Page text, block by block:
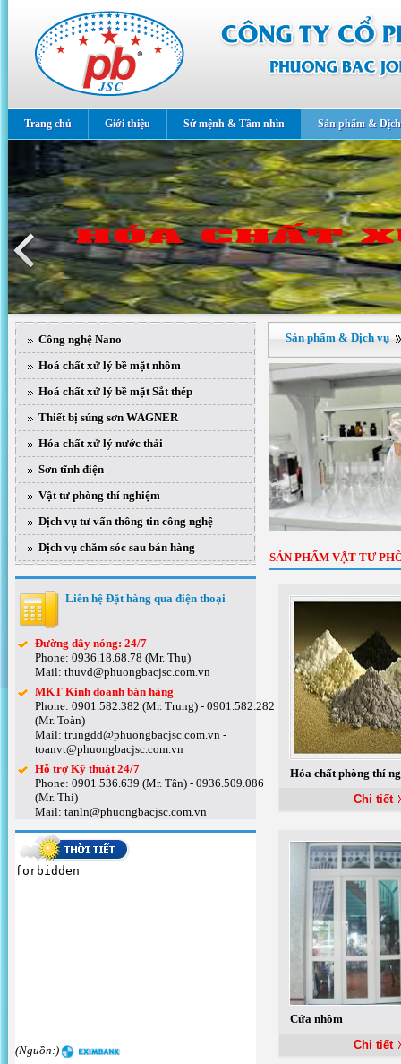
Trang chủ Giới thiệu Sứ mệnh & Tầm nhìn Sản phẩm &
Công nghệ Nano
Hoá chất xử lý bề mặt nhôm
Hoá chất xử lý bề mặt Sắt thép
Thiết bị súng sơn WAGNER
Hóa chất xử lý nước thải
Sơn tĩnh điện
Vật tư phòng thí nghiệm
Dịch vụ tư vấn thông tin công nghệ
Dịch vụ chăm sóc sau bán hàng
Liên hệ Đặt hàng qua điện thoại
Đường dây nóng: 24/7
Phone: 0936.18.68.78 (Mr. Thụ)
Mail: thuvd@phuongbacjsc.com.vn
MKT Kinh doanh bán hàng
Phone: 0901.582.382 (Mr. Trung) - 0901.582.282
(Mr. Toàn)
Mail: trungdd@phuongbacjsc.com.vn -
toanvt@phuongbacjsc.com.vn
Hỗ trợ Kỹ thuật 24/7
Phone: 0901.536.639 (Mr. Tân) - 0936.509.086
(Mr. Thi)
Mail: tanln@phuongbacjsc.com.vn
(Nguồn:)
Sản phẩm & Dịch vụ
SẢN PHẨM VẬT TƯ
Hóa chất phòng thí
Chi tiết
Cửa nhôm
Chi tiết